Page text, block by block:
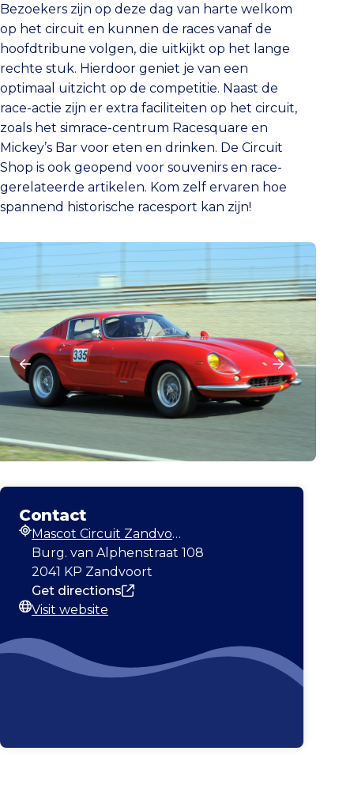
Bezoekers zijn op deze dag van harte welkom
op het circuit en kunnen de races vanaf de
hoofdtribune volgen, die uitkijkt op het lange
rechte stuk. Hierdoor geniet je van een
optimaal uitzicht op de competitie. Naast de
race-actie zijn er extra faciliteiten op het circuit,
zoals het simrace-centrum Racesquare en
Mickey’s Bar voor eten en drinken. De Circuit
Shop is ook geopend voor souvenirs en race-
gerelateerde artikelen. Kom zelf ervaren hoe
spannend historische racesport kan zijn!
Contact
Address
Mascot Circuit Zandvoort
Burg. van Alphenstraat 108
2041 KP Zandvoort
Get directions
Visit website